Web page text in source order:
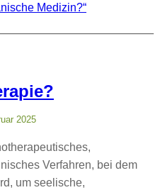
Medizin?“
2025
Verfahren, bei dem
um seelische,